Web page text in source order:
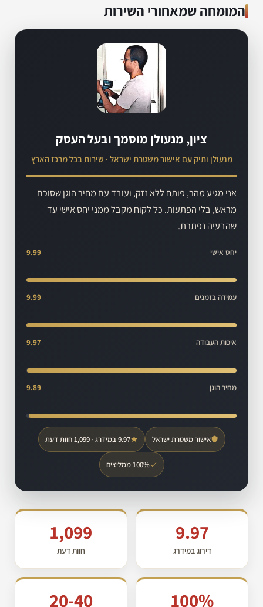
המומחה שמאחורי השירות
ציון, מנעולן מוסמך ובעל העסק
מנעולן ותיק עם אישור משטרת ישראל · שירות בכל מרכז הארץ
אני מגיע מהר, פותח ללא נזק, ועובד עם מחיר הוגן שסוכם
מראש, בלי הפתעות. כל לקוח מקבל ממני יחס אישי עד
שהבעיה נפתרת.
יחס אישי 9.99
עמידה בזמנים 9.99
איכות העבודה 9.97
מחיר הוגן 9.89
אישור משטרת ישראל 9.97 במידרג · 1,099 חוות דעת
100% ממליצים
9.97
דירוג במידרג
1,099
חוות דעת
100%
20-40